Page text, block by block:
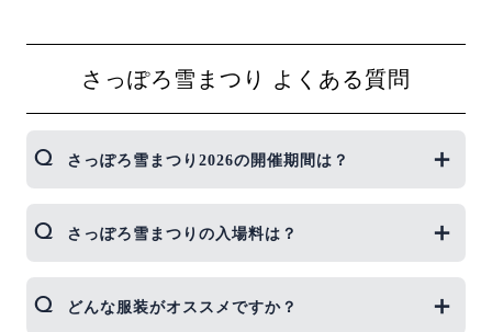
さっぽろ雪まつり よくある質問
さっぽろ雪まつり2026の開催期間は？
ら2月11日（水・祝）まで実施されます。
さっぽろ雪まつりの入場料は？
どんな服装がオススメですか？